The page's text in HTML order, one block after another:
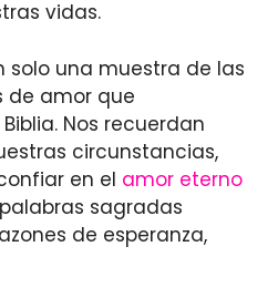
vidas.
solo una muestra de las
de amor que
Nos recuerdan
circunstancias,
en el amor eterno
sagradas
de esperanza,